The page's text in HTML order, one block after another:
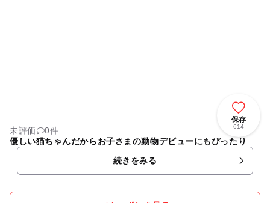
保存
614
未評価
0件
優しい猫ちゃんだからお子さまの動物デビューにもぴったり
続きをみる